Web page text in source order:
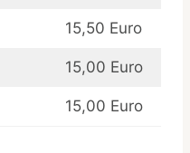
15,50 Euro
15,00 Euro
15,00 Euro